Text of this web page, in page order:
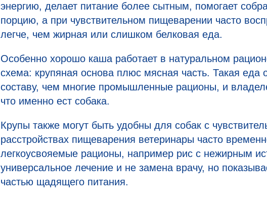
энергию, делает питание более сытным, помогает
порцию, а при чувствительном пищеварении часто
легче, чем жирная или слишком белковая еда.
Особенно хорошо каша работает в натуральном
схема: крупяная основа плюс мясная часть. Такая еда
составу, чем многие промышленные рационы, и
что именно ест собака.
Крупы также могут быть удобны для собак с
расстройствах пищеварения ветеринары часто
легкоусвояемые рационы, например рис с нежирным
универсальное лечение и не замена врачу, но
частью щадящего питания.